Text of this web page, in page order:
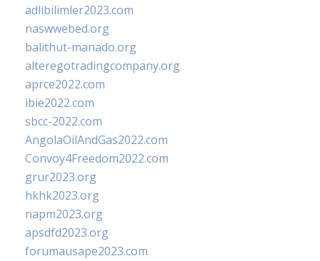
adlibilimler2023.com
naswwebed.org
balithut-manado.org
alteregotradingcompany.org
aprce2022.com
ibie2022.com
sbcc-2022.com
AngolaOilAndGas2022.com
Convoy4Freedom2022.com
grur2023.org
hkhk2023.org
napm2023.org
apsdfd2023.org
forumausape2023.com